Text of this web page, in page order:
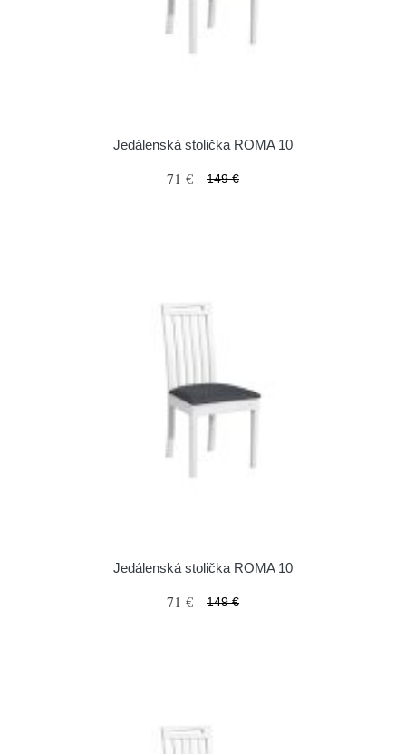
Jedálenská stolička ROMA 10
71 € 149 €
Jedálenská stolička ROMA 10
71 € 149 €